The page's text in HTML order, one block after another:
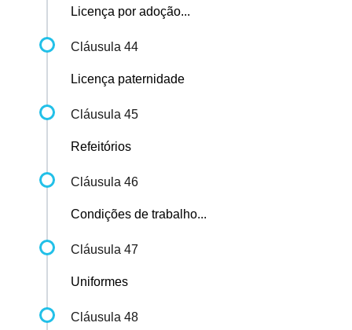
Licença por adoção...
Cláusula 44
Licença paternidade
Cláusula 45
Refeitórios
Cláusula 46
Condições de trabalho...
Cláusula 47
Uniformes
Cláusula 48